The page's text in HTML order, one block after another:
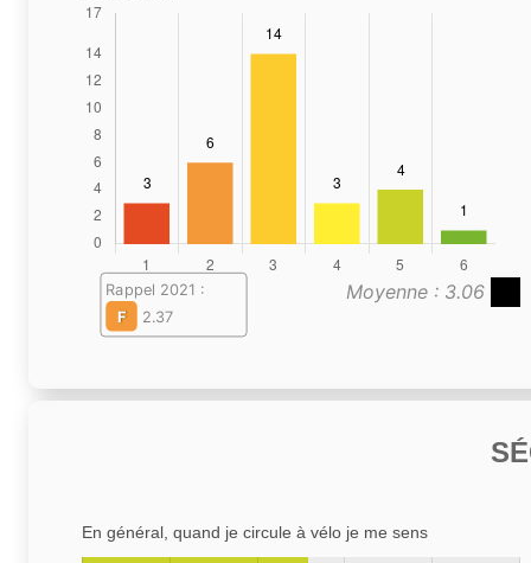
Moyenne : 3.06
Rappel 2021 :
F
2.37
En général, quand je circule à vélo je me sens